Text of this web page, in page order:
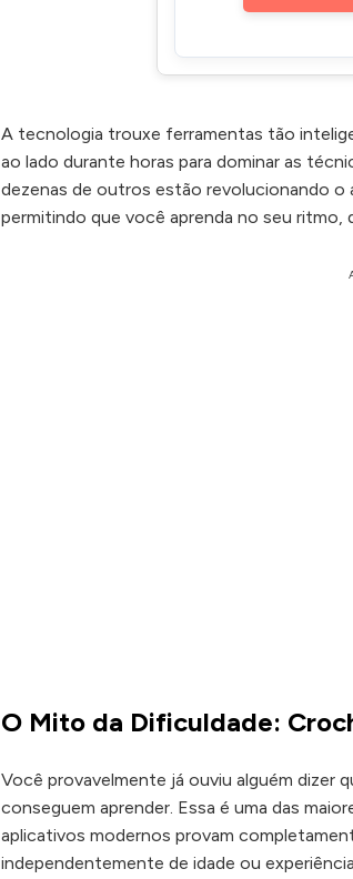
A tecnologia trouxe ferramentas tão
ao lado durante horas para dominar as
dezenas de outros estão revolucionando
permitindo que você aprenda no seu ritmo,
O Mito da Dificuldade:
Você provavelmente já ouviu alguém dizer
conseguem aprender. Essa é uma das
aplicativos modernos provam
independentemente de idade ou